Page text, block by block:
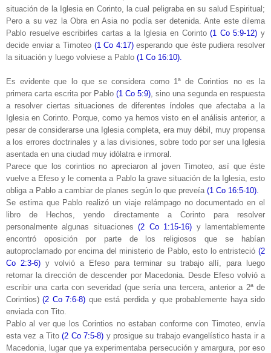
situación de la Iglesia en Corinto, la cual peligraba en su salud Espiritual;
Pero a su vez la Obra en Asia no podía ser detenida. Ante este dilema
Pablo resuelve escribirles cartas a la Iglesia en Corinto(1 Co 5:9-12) y
decide enviar a Timoteo (1 Co 4:17)esperando que éste pudiera resolver
la situación y luego volviese a Pablo (1 Co 16:10).
Es evidente que lo que se considera como 1ª de Corintios no es la
primera carta escrita por Pablo (1 Co 5:9), sino una segunda en respuesta
a resolver ciertas situaciones de diferentes índoles que afectaba a la
Iglesia en Corinto. Porque, como ya hemos visto en el análisis anterior, a
pesar de considerarse una Iglesia completa, era muy débil, muy propensa
a los errores doctrinales y a las divisiones, sobre todo por ser una Iglesia
asentada en una ciudad muy idólatra e inmoral.
Parece que los corintios no apreciaron al joven Timoteo, así que éste
vuelve a Efeso y le comenta a Pablo la grave situación de la Iglesia, esto
obliga a Pablo a cambiar de planes según lo que preveía (1 Co 16:5-10).
Se estima que Pablo realizó un viaje relámpago no documentado en el
libro de Hechos, yendo directamente a Corinto para resolver
personalmente algunas situaciones(2 Co 1:15-16) y lamentablemente
encontró oposición por parte de los religiosos que se habían
autoproclamado por encima del ministerio de Pablo, esto lo entristeció (2
Co 2:3-6)y volvió a Efeso para terminar su trabajo allí, para luego
retomar la dirección de descender por Macedonia. Desde Efeso volvió a
escribir una carta con severidad (que sería una tercera, anterior a 2ª de
Corintios)(2 Co 7:6-8) que está perdida y que probablemente haya sido
enviada con Tito.
Pablo al ver que los Corintios no estaban conforme con Timoteo, envía
esta vez a Tito(2 Co 7:5-8) y prosigue su trabajo evangelístico hasta ir a
Macedonia, lugar que ya experimentaba persecución y amargura, por eso